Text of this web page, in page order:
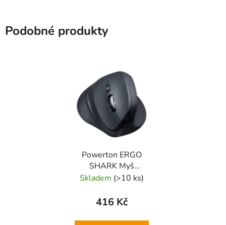
Podobné produkty
Powerton ERGO
SHARK Myš
bezdrátová, černá,
Skladem (>10 ks)
416 Kč